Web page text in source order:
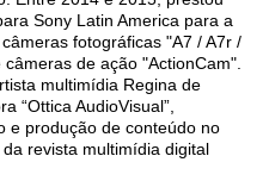
Sony Latin America para a
fotográficas "A7 / A7r /
de ação "ActionCam".
multimídia Regina de
“Ottica AudioVisual”,
e produção de conteúdo no
revista multimídia digital